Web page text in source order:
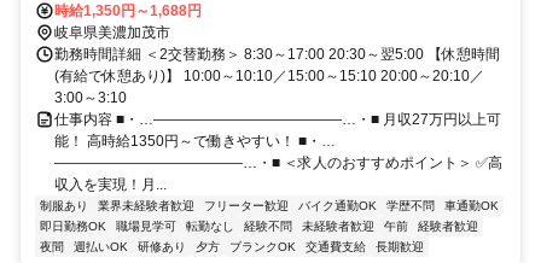
やバイク通勤が便利です！
時給1,350円～1,688円
岐阜県美濃加茂市
勤務時間詳細 ＜2交替勤務＞ 8:30～17:00 20:30～翌5:00 【休憩時間
(有給で休憩あり)】 10:00～10:10／15:00～15:10 20:00～20:10／
3:00～3:10
仕事内容 ■・…―――――――――――――…・■ 月収27万円以上可
能！ 高時給1350円～で働きやすい！ ■・…
―――――――――――――…・■ ＜求人のおすすめポイント＞ ✅高
収入を実現！月...
制服あり 業界未経験者歓迎 フリーター歓迎 バイク通勤OK 学歴不問
車通勤OK
即日勤務OK
職場見学可 転勤なし 経験不問 未経験者歓迎 午前
経験者歓迎
夜間
週払いOK 研修あり 夕方 ブランクOK 交通費支給 長期歓迎